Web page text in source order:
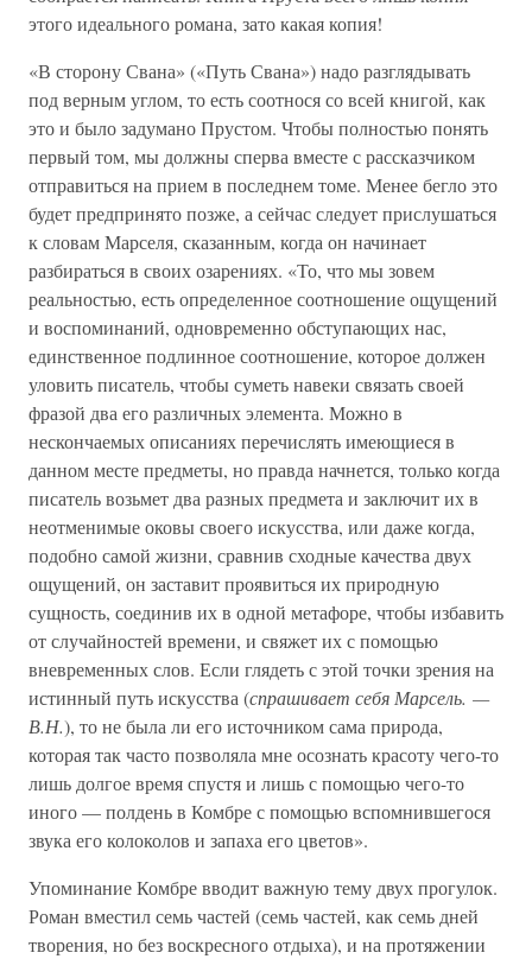
этого идеального романа, зато какая копия!
«В сторону Свана» («Путь Свана») надо разглядывать
под верным углом, то есть соотнося со всей книгой, как
это и было задумано Прустом. Чтобы полностью понять
первый том, мы должны сперва вместе с рассказчиком
отправиться на прием в последнем томе. Менее бегло это
будет предпринято позже, а сейчас следует прислушаться
к словам Марселя, сказанным, когда он начинает
разбираться в своих озарениях. «То, что мы зовем
реальностью, есть определенное соотношение ощущений
и воспоминаний, одновременно обступающих нас,
единственное подлинное соотношение, которое должен
уловить писатель, чтобы суметь навеки связать своей
фразой два его различных элемента. Можно в
нескончаемых описаниях перечислять имеющиеся в
данном месте предметы, но правда начнется, только когда
писатель возьмет два разных предмета и заключит их в
неотменимые оковы своего искусства, или даже когда,
подобно самой жизни, сравнив сходные качества двух
ощущений, он заставит проявиться их природную
сущность, соединив их в одной метафоре, чтобы избавить
от случайностей времени, и свяжет их с помощью
вневременных слов. Если глядеть с этой точки зрения на
истинный путь искусства (спрашивает себя Марсель. —
В.Н.), то не была ли его источником сама природа,
которая так часто позволяла мне осознать красоту чего-то
лишь долгое время спустя и лишь с помощью чего-то
иного — полдень в Комбре с помощью вспомнившегося
звука его колоколов и запаха его цветов».
Упоминание Комбре вводит важную тему двух прогулок.
Роман вместил семь частей (семь частей, как семь дней
творения, но без воскресного отдыха), и на протяжении